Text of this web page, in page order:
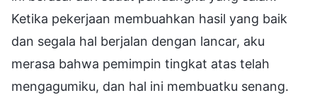
Ketika pekerjaan membuahkan hasil yang baik
dan segala hal berjalan dengan lancar, aku
merasa bahwa pemimpin tingkat atas telah
mengagumiku, dan hal ini membuatku senang.